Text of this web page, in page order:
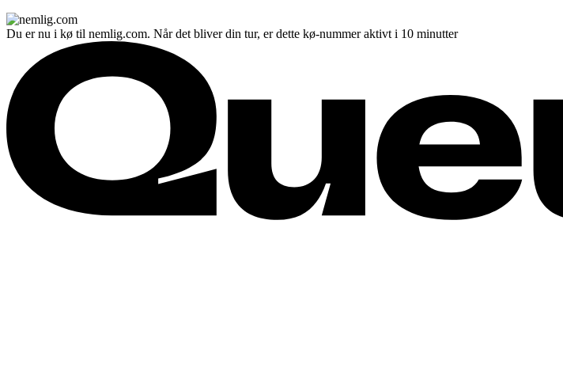
Du er nu i kø til nemlig.com. Når det bliver din tur, er dette kø-nummer aktivt i 10 minutter